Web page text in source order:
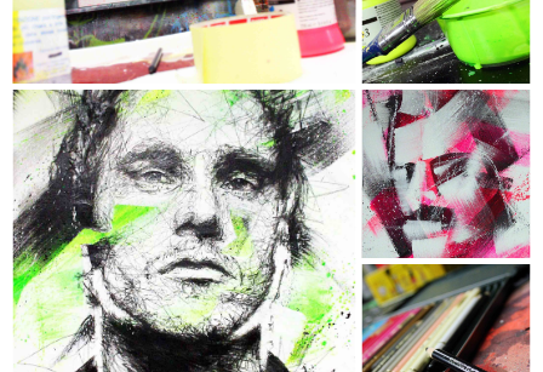
CHRISTIAN BALE
- Collection "Chromophobia" -
- Dimensions : 120 x 74 cm -
- Techniques : Acrylique, Encre, Fusain,
Crayon de couleur & Aérosol -